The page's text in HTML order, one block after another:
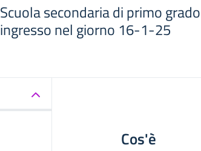
Scuola secondaria di primo
ingresso nel giorno 16-1-25
Cos'è